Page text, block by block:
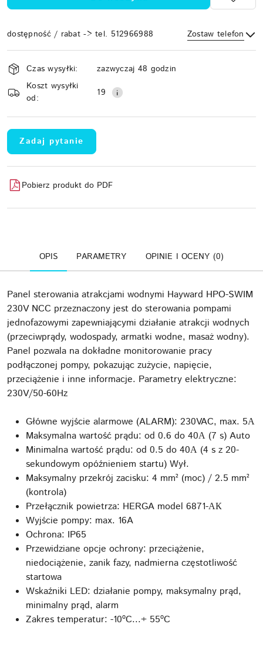
dostępność / rabat -> tel. 512966988 Zostaw telefon
Wyślij
Dostępność
i
dostawa
Czas wysyłki:
zazwyczaj 48 godzin
Koszt wysyłki
od:
19
Zadaj pytanie
Pobierz produkt do PDF
OPIS PARAMETRY OPINIE I OCENY (0)
Panel sterowania atrakcjami wodnymi Hayward HPO-SWIM
230V NCC przeznaczony jest do sterowania pompami
jednofazowymi zapewniającymi działanie atrakcji wodnych
(przeciwprądy, wodospady, armatki wodne, masaż wodny).
Panel pozwala na dokładne monitorowanie pracy
podłączonej pompy, pokazując zużycie, napięcie,
przeciążenie i inne informacje. Parametry elektryczne:
230V/50-60Hz
Główne wyjście alarmowe (ALARM): 230VAC, max. 5А
Maksymalna wartość prądu: od 0.6 do 40А (7 s) Auto
Minimalna wartość prądu: od 0.5 do 40А (4 s z 20-
sekundowym opóźnieniem startu) Wył.
Maksymalny przekrój zacisku: 4 mm² (moc) / 2.5 mm²
(kontrola)
Przełącznik powietrza: HERGA model 6871-АК
Wyjście pompy: max. 16A
Ochrona: IP65
Przewidziane opcje ochrony: przeciążenie,
niedociążenie, zanik fazy, nadmierna częstotliwość
startowa
Wskaźniki LED: działanie pompy, maksymalny prąd,
minimalny prąd, alarm
Zakres temperatur: -10ºC...+ 55ºC